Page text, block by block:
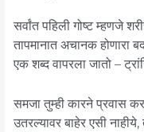
सर्वांत पहिली गोष्ट म्हणजे
तापमानात अचानक होणारा
एक शब्द वापरला जातो –
समजा तुम्ही कारने प्रवास
उतरल्यावर बाहेर एसी नाहीये,